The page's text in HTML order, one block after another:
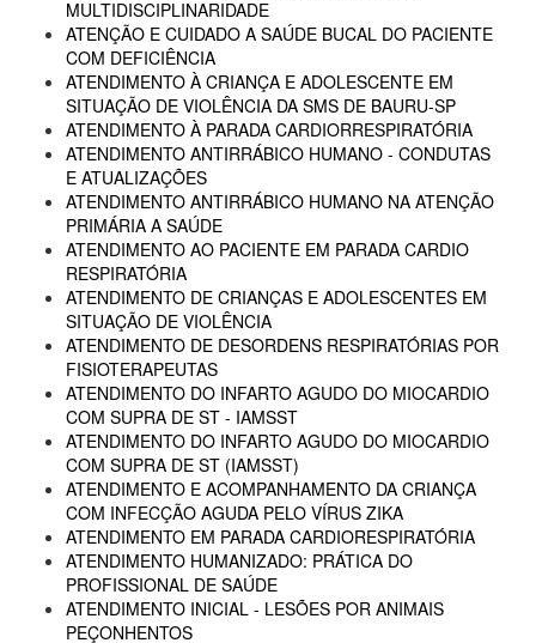
MULTIDISCIPLINARIDADE
ATENÇÃO E CUIDADO A SAÚDE BUCAL DO PACIENTE
COM DEFICIÊNCIA
ATENDIMENTO À CRIANÇA E ADOLESCENTE EM
SITUAÇÃO DE VIOLÊNCIA DA SMS DE BAURU-SP
ATENDIMENTO À PARADA CARDIORRESPIRATÓRIA
ATENDIMENTO ANTIRRÁBICO HUMANO - CONDUTAS
E ATUALIZAÇÕES
ATENDIMENTO ANTIRRÁBICO HUMANO NA ATENÇÃO
PRIMÁRIA A SAÚDE
ATENDIMENTO AO PACIENTE EM PARADA CARDIO
RESPIRATÓRIA
ATENDIMENTO DE CRIANÇAS E ADOLESCENTES EM
SITUAÇÃO DE VIOLÊNCIA
ATENDIMENTO DE DESORDENS RESPIRATÓRIAS POR
FISIOTERAPEUTAS
ATENDIMENTO DO INFARTO AGUDO DO MIOCARDIO
COM SUPRA DE ST - IAMSST
ATENDIMENTO DO INFARTO AGUDO DO MIOCARDIO
COM SUPRA DE ST (IAMSST)
ATENDIMENTO E ACOMPANHAMENTO DA CRIANÇA
COM INFECÇÃO AGUDA PELO VÍRUS ZIKA
ATENDIMENTO EM PARADA CARDIORESPIRATÓRIA
ATENDIMENTO HUMANIZADO: PRÁTICA DO
PROFISSIONAL DE SAÚDE
ATENDIMENTO INICIAL - LESÕES POR ANIMAIS
PEÇONHENTOS